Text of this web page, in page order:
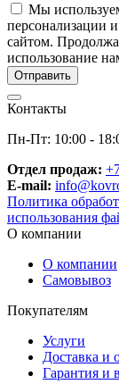
Мы
персонализации
сайтом.
использование
Контакты
Пн-Пт: 10:00 -
Отдел продаж:
E-mail:
Политика
использования
О компании
О компании
Самовывоз
Покупателям
Услуги
Доставка и
Гарантия и